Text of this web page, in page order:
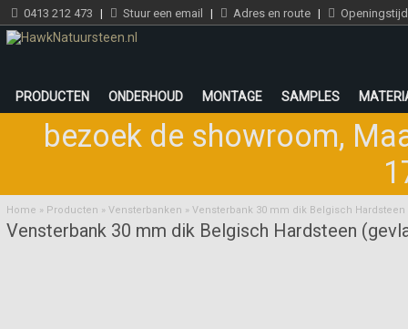
0413 212 473 | Stuur een email | Adres en route |
PRODUCTEN ONDERHOUD MONTAGE SAMPLES
bezoek de showroom,
Home » Producten » Vensterbanken » Vensterbank 30 mm dik Belgisch
Vensterbank 30 mm dik Belgisch Hardsteen